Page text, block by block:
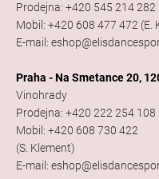
Prodejna: +420 545 214 282
Mobil: +420 608 477 472 (E.
E-mail:
Praha - Na Smetance 20,
Vinohrady
Prodejna: +420 222 254 108
Mobil: +420 608 730 422
(S. Klement)
E-mail: